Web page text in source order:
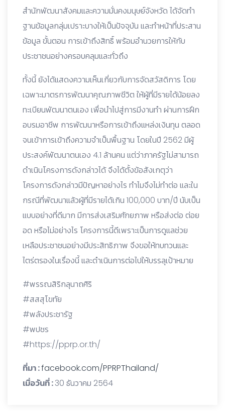
สำนักพัฒนาสังคมและความมั่นคงมนุษย์จังหวัด ได้จัดทำ
ฐานข้อมูลกลุ่มเปราะบางให้เป็นปัจจุบัน และทำหน้าที่ประสาน
ข้อมูล ขั้นตอน การเข้าถึงสิทธิ์ พร้อมอำนวยการให้กับ
ประชาชนอย่างครอบคลุมและทั่วถึง
ทั้งนี้ ยังได้แสดงความเห็นเกี่ยวกับการจัดสวัสดิการ โดย
เฉพาะมาตรการพัฒนาคุณภาพชีวิต ให้ผู้ที่มีรายได้น้อยลง
ทะเบียนพัฒนาตนเอง เพื่อนำไปสู่การมีงานทำ ผ่านการฝึก
อบรมอาชีพ การพัฒนาหรือการเข้าถึงแหล่งเงินทุน ตลอด
จนเข้าการเข้าถึงความจำเป็นพื้นฐาน โดยในปี 2562 มีผู้
ประสงค์พัฒนาตนเอง 4.1 ล้านคน แต่ว่าภาครัฐไม่สามารถ
ดำเนินโครงการดังกล่าวได้ จึงได้ตั้งข้อสังเกตุว่า
โครงการดังกล่าวมีปัญหาอย่างไร ทำไมจึงไม่ทำต่อ และใน
กรณีที่พัฒนาแล้วผู้ที่มีรายได้เกิน 100,000 บาท/ปี นับเป็น
แบบอย่างที่ดีมาก มีการส่งเสริมศักยภาพ หรือส่งต่อ ต่อย
อด หรือไม่อย่างไร โครงการนี้ดีเพราะเป็นการดูแลช่วย
เหลือประชาชนอย่างมีประสิทธิภาพ จึงขอให้ทบทวนและ
ไตร่ตรองในเรื่องนี้ และดำเนินการต่อไปให้บรรลุเป้าหมาย
#พรรณสิริกลุนาถศิริ
#สสสุโขทัย
#พลังประชารัฐ
#พปชร
#https://pprp.or.th/
ที่มา :facebook.com/PPRPThailand/
เมื่อวันที่ :30 ธันวาคม 2564